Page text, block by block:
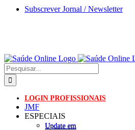
Skip
Subscrever Jornal / Newsletter
Pesquisar
LOGIN PROFISSIONAIS
JMF
ESPECIAIS
Update em